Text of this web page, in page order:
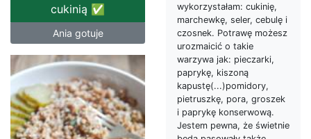
wykorzystałam: cukinię,
marchewkę, seler, cebulę i
czosnek. Potrawę możesz
urozmaicić o takie
warzywa jak: pieczarki,
paprykę, kiszoną
kapustę(...)pomidory,
pietruszkę, pora, groszek
i paprykę konserwową.
Jestem pewna, że świetnie
cukinią ✅
Ania gotuje